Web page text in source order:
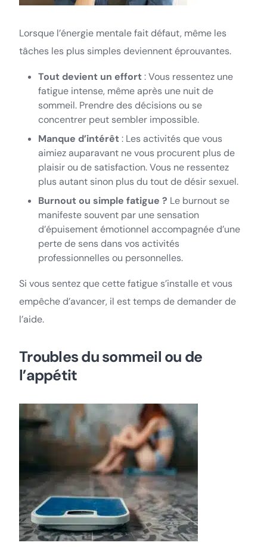
Lorsque l’énergie mentale fait défaut, même les
tâches les plus simples deviennent éprouvantes.
Tout devient un effort: Vous ressentez une
fatigue intense, même après une nuit de
sommeil. Prendre des décisions ou se
concentrer peut sembler impossible.
Manque d’intérêt: Les activités que vous
aimiez auparavant ne vous procurent plus de
plaisir ou de satisfaction. Vous ne ressentez
plus autant sinon plus du tout de désir sexuel.
Burnout ou simple fatigue ? Le burnout se
manifeste souvent par une sensation
d’épuisement émotionnel accompagnée d’une
perte de sens dans vos activités
professionnelles ou personnelles.
Si vous sentez que cette fatigue s’installe et vous
empêche d’avancer, il est temps de demander de
l’aide.
Troubles du sommeil ou de
l’appétit